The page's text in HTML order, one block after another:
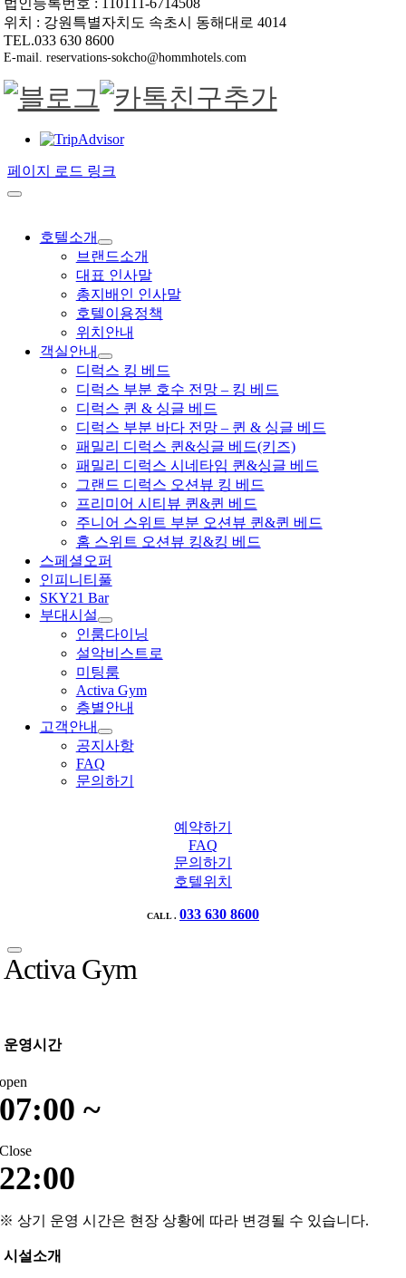
위치 : 강원특별자치도 속초시 동해대로 4014
TEL.033 630 8600
E-mail. reservations-sokcho@hommhotels.com
페이지 로드 링크
호텔소개
브랜드소개
대표 인사말
총지배인 인사말
호텔이용정책
위치안내
객실안내
디럭스 킹 베드
디럭스 부분 호수 전망 – 킹 베드
디럭스 퀸 & 싱글 베드
디럭스 부분 바다 전망 – 퀸 & 싱글 베드
패밀리 디럭스 퀸&싱글 베드(키즈)
패밀리 디럭스 시네타임 퀸&싱글 베드
그랜드 디럭스 오션뷰 킹 베드
프리미어 시티뷰 퀸&퀸 베드
주니어 스위트 부분 오션뷰 퀸&퀸 베드
홈 스위트 오션뷰 킹&킹 베드
스페셜오퍼
인피니티풀
SKY21 Bar
부대시설
인룸다이닝
설악비스트로
미팅룸
Activa Gym
층별안내
고객안내
공지사항
FAQ
문의하기
예약하기
FAQ
문의하기
호텔위치
CALL . 033 630 8600
Activa Gym
운영시간
open
07:00 ~
Close
22:00
※ 상기 운영 시간은 현장 상황에 따라 변경될 수 있습니다.
시설소개